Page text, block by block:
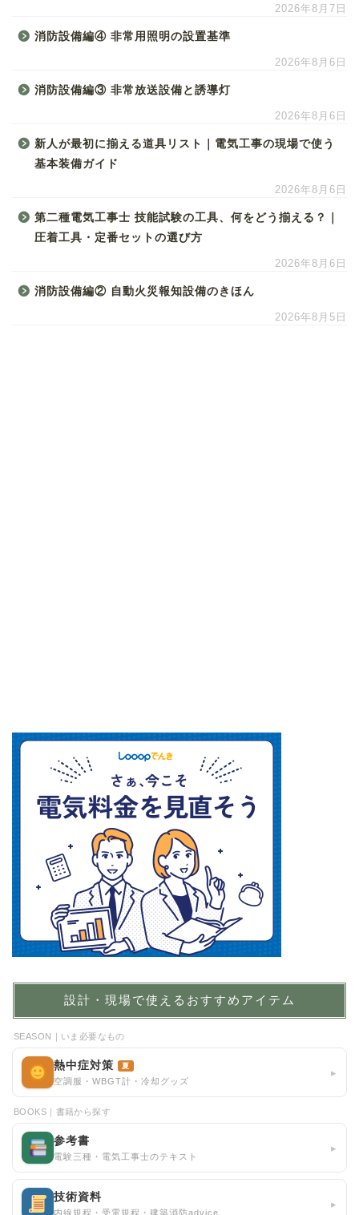
2026年8月7日
消防設備編④ 非常用照明の設置基準
2026年8月6日
消防設備編③ 非常放送設備と誘導灯
2026年8月6日
新人が最初に揃える道具リスト｜電気工事の現場で使う
基本装備ガイド
2026年8月6日
第二種電気工事士 技能試験の工具、何をどう揃える？｜
圧着工具・定番セットの選び方
2026年8月6日
消防設備編② 自動火災報知設備のきほん
2026年8月5日
設計・現場で使えるおすすめアイテム
SEASON｜いま必要なもの
熱中症対策 夏
空調服・WBGT計・冷却グッズ
▸
BOOKS｜書籍から探す
参考書
電験三種・電気工事士のテキスト
▸
技術資料
内線規程・受電規程・建築消防advice
▸